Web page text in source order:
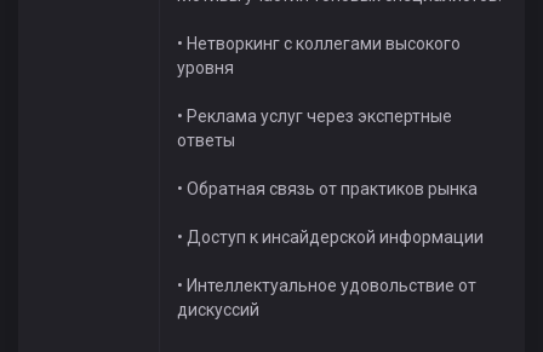
• Нетворкинг с коллегами высокого
уровня
• Реклама услуг через экспертные
ответы
• Обратная связь от практиков рынка
• Доступ к инсайдерской информации
• Интеллектуальное удовольствие от
дискуссий